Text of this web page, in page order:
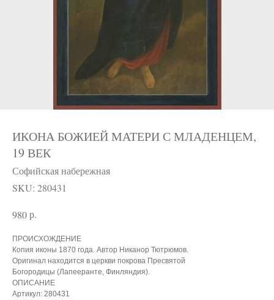
ИКОНА БОЖИЕЙ МАТЕРИ С МЛАДЕНЦЕМ,
19 ВЕК
Софийская набережная
SKU: 280431
980р.
ПРОИСХОЖДЕНИЕ
Копия иконы 1870 года. Автор Никанор Тютрюмов.
Оригинал находится в церкви покрова Пресвятой
Богородицы (Лапееранте, Финляндия).
ОПИСАНИЕ
Артикул: 280431